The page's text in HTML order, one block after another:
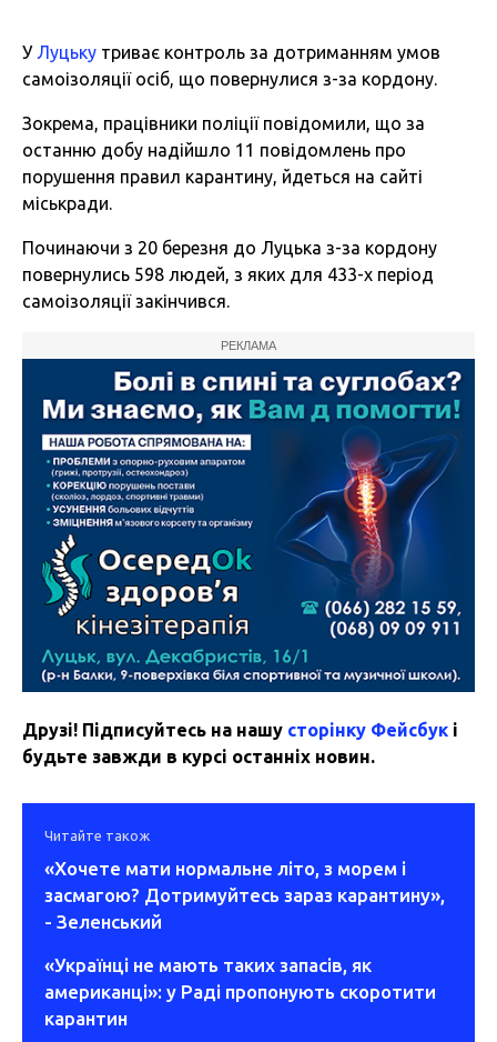
УЛуцьку триває контроль за дотриманням умов
самоізоляції осіб, що повернулися з-за кордону.
Зокрема, працівники поліції повідомили, що за
останню добу надійшло 11 повідомлень про
порушення правил карантину, йдеться на сайті
міськради.
Починаючи з 20 березня до Луцька з-за кордону
повернулись 598 людей, з яких для 433-х період
самоізоляції закінчився.
РЕКЛАМА
Друзі! Підписуйтесь на нашу сторінку Фейсбук і
будьте завжди в курсі останніх новин.
Читайте також
«Хочете мати нормальне літо, з морем і
засмагою? Дотримуйтесь зараз карантину»,
- Зеленський
«Українці не мають таких запасів, як
американці»: у Раді пропонують скоротити
карантин